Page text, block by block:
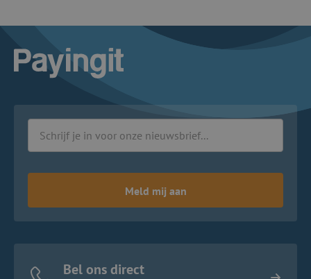
Logo Payingit
Meld mij aan
Bel ons direct